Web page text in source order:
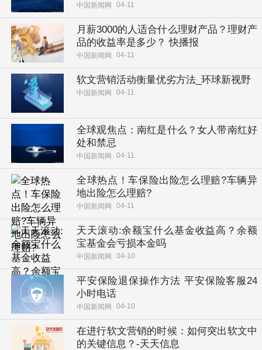
中国新闻网 04-11
月薪3000的人适合什么理财产品？理财产
品的收益率是多少？ 快播报
中国新闻网 04-11
软文营销活动衡量优劣方法_环球新视野
中国新闻网 04-11
全球观焦点：南红是什么？女人带南红好
处和禁忌
中国新闻网 04-11
全球热点！车保险出险怎么理赔?车辆异
地出险怎么理赔?
中国新闻网 04-11
天天滚动:余额宝什么基金收益高？余额
宝基金会亏损本金吗
中国新闻网 04-10
平安保险退保操作方法 平安保险客服24
小时电话
中国新闻网 04-10
在进行软文营销的时候：如何突出软文中
的关键信息？-天天信息